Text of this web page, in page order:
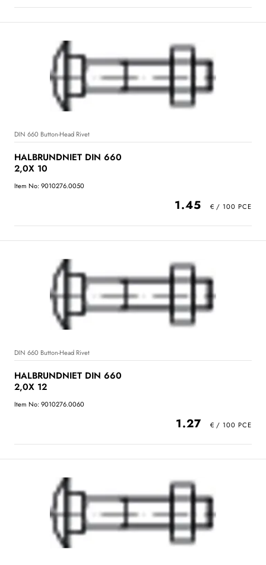
DIN 660 Button-Head Rivet
HALBRUNDNIET DIN 660
2,0X 10
Item No: 9010276.0050
1.45
DIN 660 Button-Head Rivet
HALBRUNDNIET DIN 660
2,0X 12
Item No: 9010276.0060
1.27